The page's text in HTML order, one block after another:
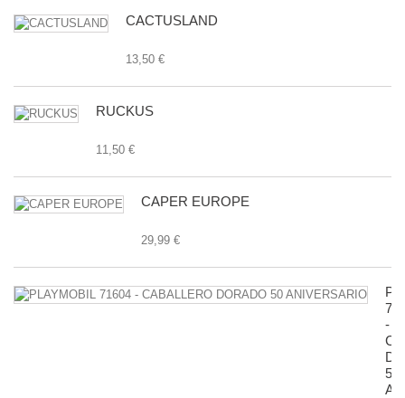
CACTUSLAND
13,50 €
RUCKUS
11,50 €
CAPER EUROPE
29,99 €
-
50